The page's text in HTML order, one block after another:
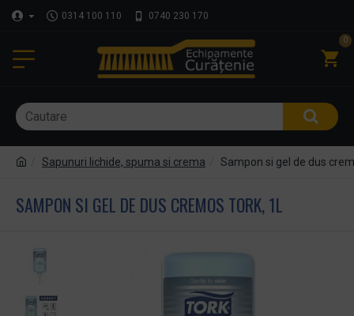
0314 100 110 0740 230 170
0
Sapunuri lichide, spuma si crema Sampon si gel de dus
SAMPON SI GEL DE DUS CREMOS TORK, 1L